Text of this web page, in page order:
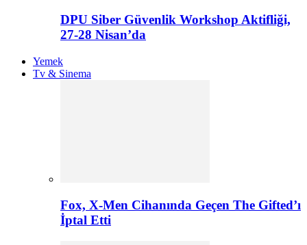
DPU Siber Güvenlik Workshop Aktifliği,
27-28 Nisan’da
Yemek
Tv & Sinema
Fox, X-Men Cihanında Geçen The Gifted’ı
İptal Etti